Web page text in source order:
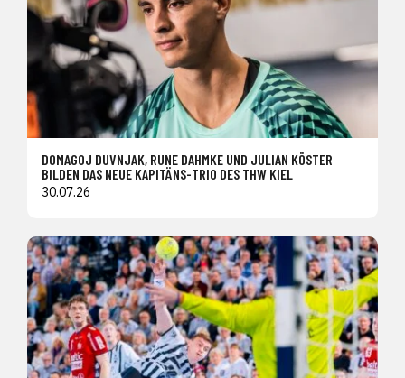
DOMAGOJ DUVNJAK, RUNE DAHMKE UND JULIAN KÖSTER
BILDEN DAS NEUE KAPITÄNS-TRIO DES THW KIEL
30.07.26